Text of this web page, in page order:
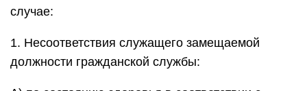
случае:
1. Несоответствия служащего замещаемой
должности гражданской службы: